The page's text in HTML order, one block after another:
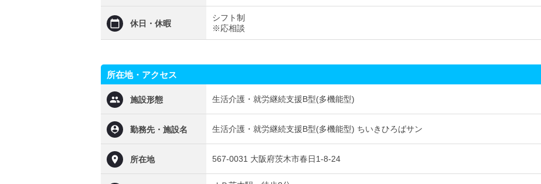
休日・休暇
シフト制
※応相談
所在地・アクセス
施設形態 生活介護・就労継続支援B型(多機能型)
勤務先・施設名 生活介護・就労継続支援B型(多機能型) ちいきひろばサン
所在地 567-0031 大阪府茨木市春日1-8-24